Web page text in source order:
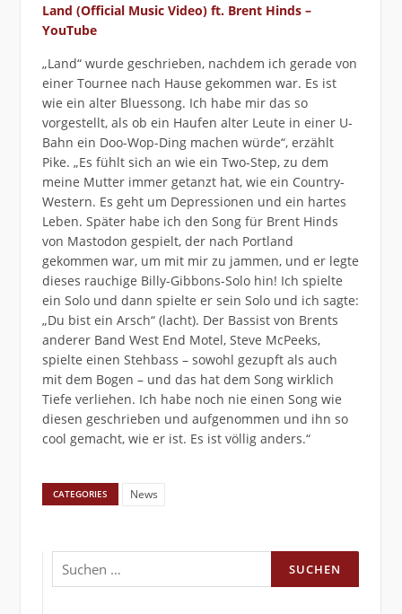
Land (Official Music Video) ft. Brent Hinds –
YouTube
„Land“ wurde geschrieben, nachdem ich gerade von
einer Tournee nach Hause gekommen war. Es ist
wie ein alter Bluessong. Ich habe mir das so
vorgestellt, als ob ein Haufen alter Leute in einer U-
Bahn ein Doo-Wop-Ding machen würde“, erzählt
Pike. „Es fühlt sich an wie ein Two-Step, zu dem
meine Mutter immer getanzt hat, wie ein Country-
Western. Es geht um Depressionen und ein hartes
Leben. Später habe ich den Song für Brent Hinds
von Mastodon gespielt, der nach Portland
gekommen war, um mit mir zu jammen, und er legte
dieses rauchige Billy-Gibbons-Solo hin! Ich spielte
ein Solo und dann spielte er sein Solo und ich sagte:
„Du bist ein Arsch“ (lacht). Der Bassist von Brents
anderer Band West End Motel, Steve McPeeks,
spielte einen Stehbass – sowohl gezupft als auch
mit dem Bogen – und das hat dem Song wirklich
Tiefe verliehen. Ich habe noch nie einen Song wie
diesen geschrieben und aufgenommen und ihn so
cool gemacht, wie er ist. Es ist völlig anders.“
CATEGORIES News
Suchen
nach: